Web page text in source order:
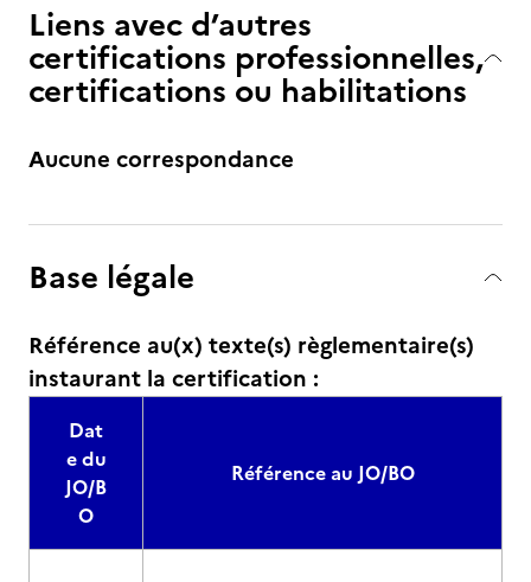
Liens avec d’autres
certifications professionnelles,
certifications ou habilitations
Aucune correspondance
Base légale
Référence au(x) texte(s) règlementaire(s)
instaurant la certification :
Dat
e du
JO/B
O
Référence au JO/BO